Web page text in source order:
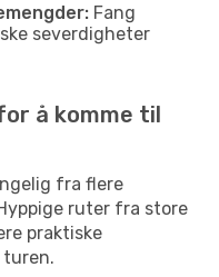
Fang
severdigheter
å komme til
fra flere
ruter fra store
praktiske